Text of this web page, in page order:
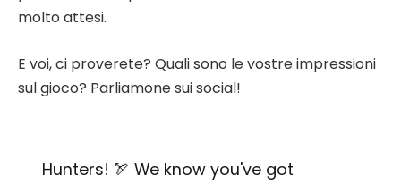
molto attesi.
E voi, ci proverete? Quali sono le vostre impressioni
sul gioco? Parliamone sui social!
Hunters! 🏹 We know you've got